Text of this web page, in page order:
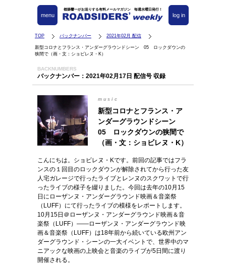
都築響一がお送りする有料メールマガジン 毎週水曜日発行！
log in
menu
TOP バックナンバー 2021年02月 配信
新型コロナとフランス・アンダーグラウンドシーン 05 ロックダウンの
狭間で（画・文：ショビレヌ・K）
BACKNUMBERS
バックナンバー：2021年02月17日 配信号 収録
music
新型コロナとフランス・ア
ンダーグラウンドシーン
05 ロックダウンの狭間で
（画・文：ショビレヌ・K）
こんにちは。ショビレヌ・Kです。前回の記事ではフラ
ンスの１回目のロックダウンが解除されてから行った友
人宅ガレージで行ったライブとレンヌのスクワットで行
ったライブの様子を綴りました。今回は去年の10月15
日にローザンヌ・アンダーグラウンド映画＆音楽祭
（LUFF）にて行ったライブの模様をレポートします。
10月15日＠ローザンヌ・アンダーグラウンド映画＆音
楽祭（LUFF）――ローザンヌ・アンダーグラウンド映
画＆音楽祭（LUFF）は18年前から続いている欧州アン
ダーグラウンド・シーンの一大イベントで、世界中のマ
ニアックな映画の上映会と音楽のライブが5日間に渡り
開催される。